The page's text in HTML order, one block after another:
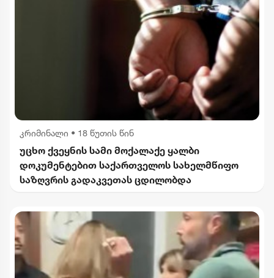
კრიმინალი • 18 წუთის წინ
უცხო ქვეყნის სამი მოქალაქე ყალბი
დოკუმენტებით საქართველოს სახელმწიფო
საზღვრის გადაკვეთას ცდილობდა